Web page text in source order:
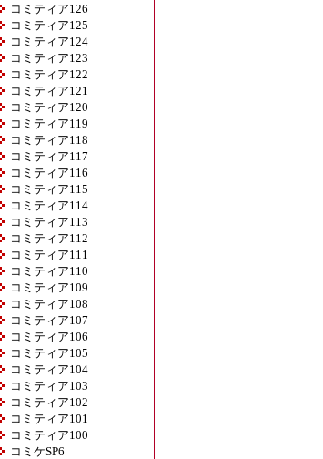
コミティア126
コミティア125
コミティア124
コミティア123
コミティア122
コミティア121
コミティア120
コミティア119
コミティア118
コミティア117
コミティア116
コミティア115
コミティア114
コミティア113
コミティア112
コミティア111
コミティア110
コミティア109
コミティア108
コミティア107
コミティア106
コミティア105
コミティア104
コミティア103
コミティア102
コミティア101
コミティア100
コミケSP6